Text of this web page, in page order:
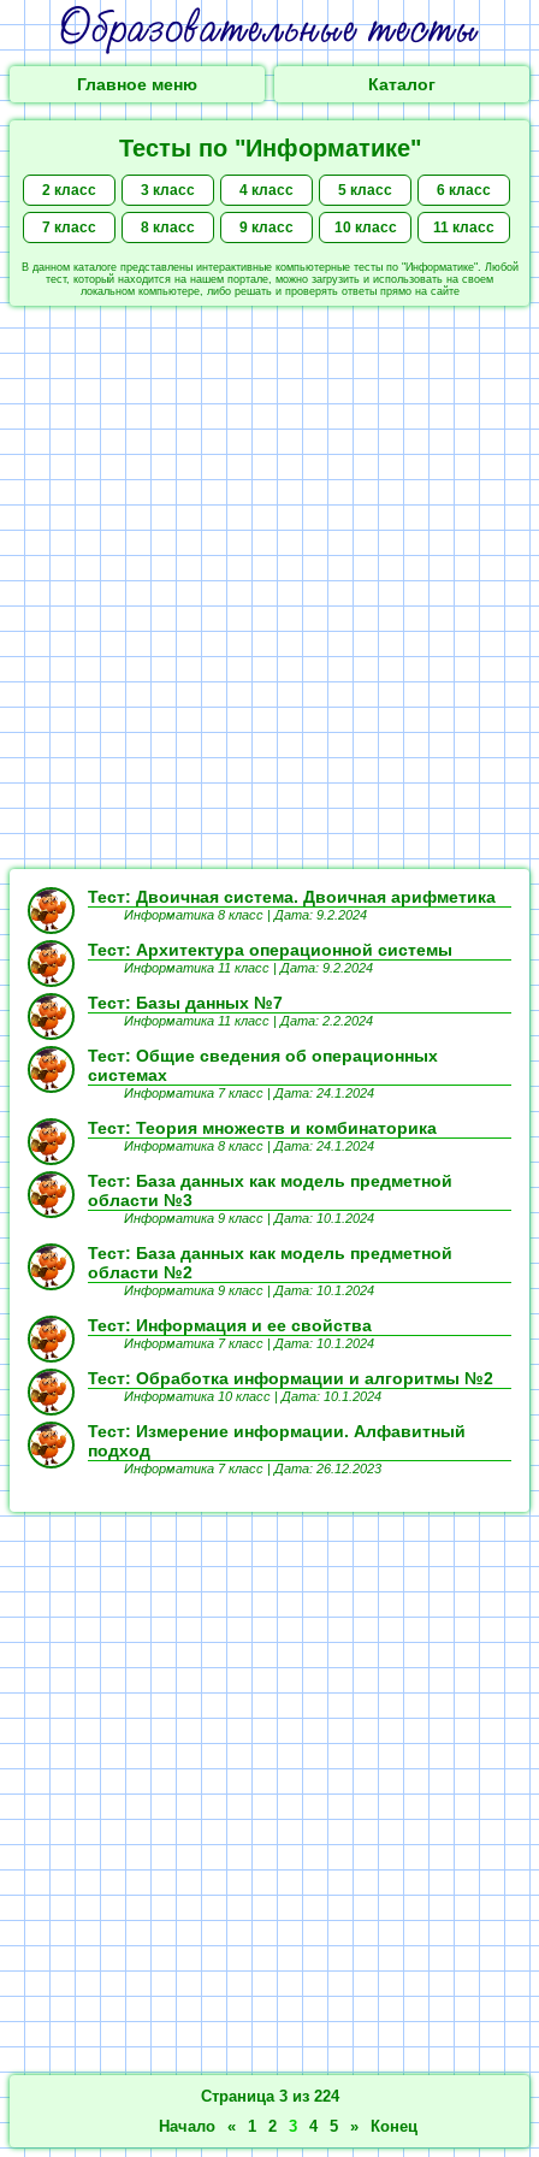
Главное меню Каталог
Тесты по "Информатике"
2 класс 3 класс 4 класс 5 класс 6 класс
7 класс 8 класс 9 класс 10 класс 11 класс
В данном каталоге представлены интерактивные компьютерные тесты по "Информатике". Любой
тест, который находится на нашем портале, можно загрузить и использовать на своем
локальном компьютере, либо решать и проверять ответы прямо на сайте
Тест: Двоичная система. Двоичная арифметика
Информатика 8 класс | Дата: 9.2.2024
Тест: Архитектура операционной системы
Информатика 11 класс | Дата: 9.2.2024
Тест: Базы данных №7
Информатика 11 класс | Дата: 2.2.2024
Тест: Общие сведения об операционных
системах
Информатика 7 класс | Дата: 24.1.2024
Тест: Теория множеств и комбинаторика
Информатика 8 класс | Дата: 24.1.2024
Тест: База данных как модель предметной
области №3
Информатика 9 класс | Дата: 10.1.2024
Тест: База данных как модель предметной
области №2
Информатика 9 класс | Дата: 10.1.2024
Тест: Информация и ее свойства
Информатика 7 класс | Дата: 10.1.2024
Тест: Обработка информации и алгоритмы №2
Информатика 10 класс | Дата: 10.1.2024
Тест: Измерение информации. Алфавитный
подход
Информатика 7 класс | Дата: 26.12.2023
Страница 3 из 224
Начало
« 1 2 3 4 5 » Конец